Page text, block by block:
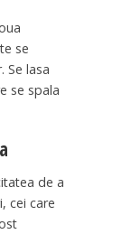
se
Se lasa
se spala
de a
cei care